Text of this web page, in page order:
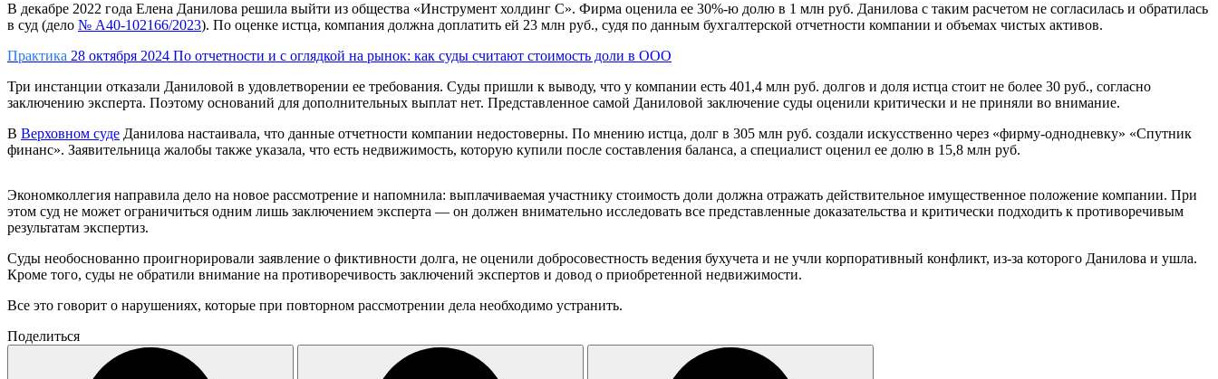
В декабре 2022 года Елена Данилова решила выйти из общества «Инструмент холдинг С». Фирма оценила ее 30%-ю долю в 1 млн руб. Данилова с таким расчетом не согласилась и обратилась
в суд (дело № А40-102166/2023). По оценке истца, компания должна доплатить ей 23 млн руб., судя по данным бухгалтерской отчетности компании и объемах чистых активов.
Практика 28 октября 2024 По отчетности и с оглядкой на рынок: как суды считают стоимость доли в ООО
Три инстанции отказали Даниловой в удовлетворении ее требования. Суды пришли к выводу, что у компании есть 401,4 млн руб. долгов и доля истца стоит не более 30 руб., согласно
заключению эксперта. Поэтому оснований для дополнительных выплат нет. Представленное самой Даниловой заключение суды оценили критически и не приняли во внимание.
В Верховном суде Данилова настаивала, что данные отчетности компании недостоверны. По мнению истца, долг в 305 млн руб. создали искусственно через «фирму-однодневку» «Спутник
финанс». Заявительница жалобы также указала, что есть недвижимость, которую купили после составления баланса, а специалист оценил ее долю в 15,8 млн руб.
Экономколлегия направила дело на новое рассмотрение и напомнила: выплачиваемая участнику стоимость доли должна отражать действительное имущественное положение компании. При
этом суд не может ограничиться одним лишь заключением эксперта — он должен внимательно исследовать все представленные доказательства и критически подходить к противоречивым
результатам экспертиз.
Суды необоснованно проигнорировали заявление о фиктивности долга, не оценили добросовестность ведения бухучета и не учли корпоративный конфликт, из-за которого Данилова и ушла.
Кроме того, суды не обратили внимание на противоречивость заключений экспертов и довод о приобретенной недвижимости.
Все это говорит о нарушениях, которые при повторном рассмотрении дела необходимо устранить.
Поделиться